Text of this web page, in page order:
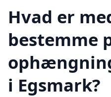
Hvad er
bestemme
i Egsmark?